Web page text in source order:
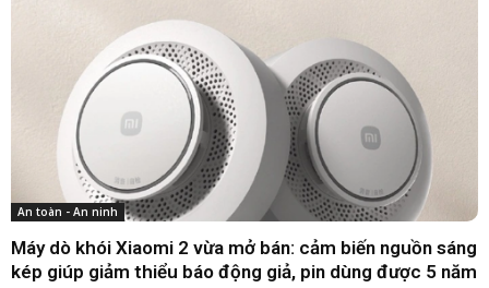
An toàn - An ninh
Máy dò khói Xiaomi 2 vừa mở bán: cảm biến nguồn sáng
kép giúp giảm thiểu báo động giả, pin dùng được 5 năm